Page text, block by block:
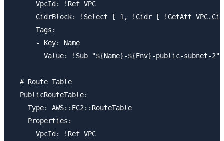
      VpcId: !Ref VPC
CidrBlock: !Select [ 1, !Cidr [ !GetAtt
      Tags:
      - Key: Name
        Value: !Sub "${Name}-${Env}-public-subnet-2"
  # Route Table
  PublicRouteTable:
    Type: AWS::EC2::RouteTable
    Properties:
      VpcId: !Ref VPC